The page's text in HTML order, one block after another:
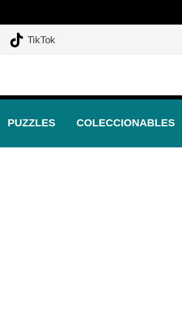
TikTok
PUZZLES COLECCIONABLES